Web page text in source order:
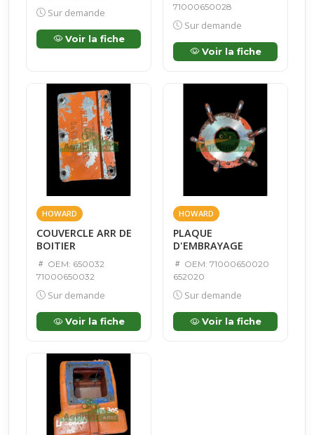
Sur demande
Voir la fiche
71000650028
Sur demande
Voir la fiche
HOWARD
COUVERCLE ARR DE
BOITIER
OEM: 650032
71000650032
Sur demande
Voir la fiche
HOWARD
PLAQUE
D'EMBRAYAGE
OEM: 71000650020
652020
Sur demande
Voir la fiche